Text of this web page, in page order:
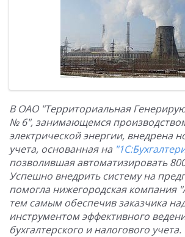
ВОАО "Территориальная
№ 6", занимающемся
электрической энергии, внедрена
учета, основанная на
позволившая автоматизировать
Успешно внедрить систему на
помогла нижегородская компания
тем самым обеспечив заказчика
инструментом эффективного
бухгалтерского и налогового учета.